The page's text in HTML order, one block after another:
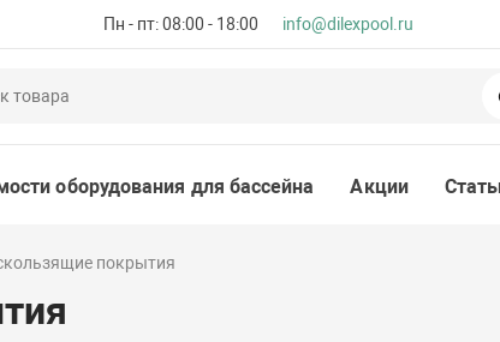
Пн - пт: 08:00 - 18:00 info@dilexpool.ru
оборудования для бассейна Акции
покрытия